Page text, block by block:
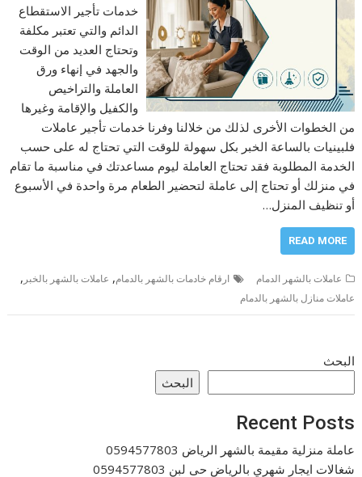
خدمات تأجير الاستقطاع
الدائم والتي تعتبر مكلفة
وتحتاج العديد من الوقت
والجهد في إنهاء ورق
العاملة والتراخيص
والكفيل والإقامة وغيرها
من الخطوات الأخرى لذلك من خلالنا وفرنا خدمات تأجير عاملات
فلبينيات بالساعة الخبر بكل سهولة للوقت التي تحتاج له على حسب
الخدمة المطلوبة فقد تحتاج العاملة ليوم مساعدتك في مناسبة ما تقام
في منزلك أو تحتاج إلى عاملة لتحضير الطعام مرة واحدة في الأسبوع
أو تنظيف المنزل…
READ MORE
عاملات بالشهر الدمام ارقام خادمات بالشهر بالدمام, عاملات بالشهر بالخبر ,
عاملات منازل بالشهر بالدمام
البحث
البحث
Recent Posts
عاملة منزلية مقيمة بالشهر الرياض 0594577803
شغالات ايجار شهري بالرياض حى لبن 0594577803